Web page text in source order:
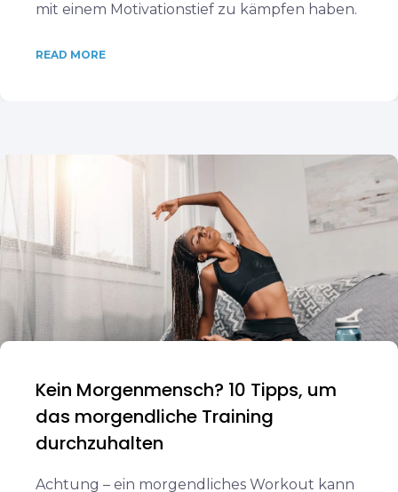
mit einem Motivationstief zu kämpfen haben.
READ MORE
Kein Morgenmensch? 10 Tipps, um
das morgendliche Training
durchzuhalten
Achtung – ein morgendliches Workout kann